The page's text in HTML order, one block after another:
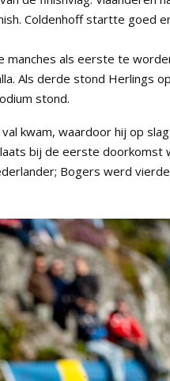
Coldenhoff startte goed
manches als eerste te
Als derde stond Herlings
stond.
kwam, waardoor hij op
bij de eerste doorkomst
Bogers werd